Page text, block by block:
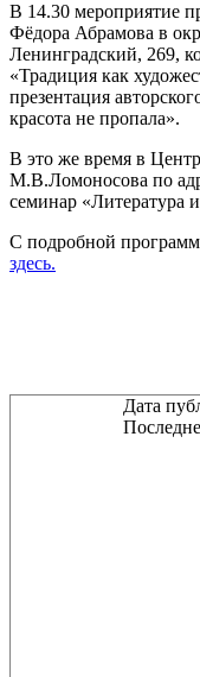
В 14.30 мероприятие
Фёдора Абрамова в
Ленинградский, 269,
«Традиция как
презентация
красота не пропала».
В это же время в
М.В.Ломоносова по
семинар «Литература
С подробной
здесь.
Дата